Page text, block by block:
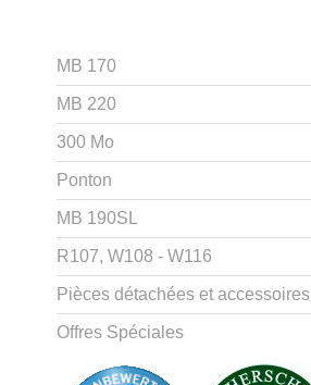
MB 170
MB 220
300 Mo
Ponton
MB 190SL
R107, W108 - W116
Pièces détachées et accessoires
Offres Spéciales